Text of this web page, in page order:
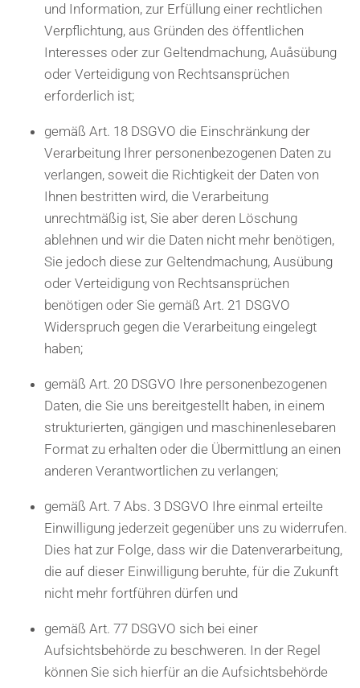
und Information, zur Erfüllung einer rechtlichen
Verpflichtung, aus Gründen des öffentlichen
Interesses oder zur Geltendmachung, Auåsübung
oder Verteidigung von Rechtsansprüchen
erforderlich ist;
gemäß Art. 18 DSGVO die Einschränkung der
Verarbeitung Ihrer personenbezogenen Daten zu
verlangen, soweit die Richtigkeit der Daten von
Ihnen bestritten wird, die Verarbeitung
unrechtmäßig ist, Sie aber deren Löschung
ablehnen und wir die Daten nicht mehr benötigen,
Sie jedoch diese zur Geltendmachung, Ausübung
oder Verteidigung von Rechtsansprüchen
benötigen oder Sie gemäß Art. 21 DSGVO
Widerspruch gegen die Verarbeitung eingelegt
haben;
gemäß Art. 20 DSGVO Ihre personenbezogenen
Daten, die Sie uns bereitgestellt haben, in einem
strukturierten, gängigen und maschinenlesebaren
Format zu erhalten oder die Übermittlung an einen
anderen Verantwortlichen zu verlangen;
gemäß Art. 7 Abs. 3 DSGVO Ihre einmal erteilte
Einwilligung jederzeit gegenüber uns zu widerrufen.
Dies hat zur Folge, dass wir die Datenverarbeitung,
die auf dieser Einwilligung beruhte, für die Zukunft
nicht mehr fortführen dürfen und
gemäß Art. 77 DSGVO sich bei einer
Aufsichtsbehörde zu beschweren. In der Regel
können Sie sich hierfür an die Aufsichtsbehörde